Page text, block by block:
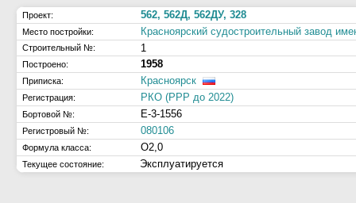
Проект: 562, 562Д, 562ДУ, 328
Место постройки: Красноярский судостроительный завод
Строительный №: 1
Построено: 1958
Приписка: Красноярск
Регистрация: РКО (РРР до 2022)
Бортовой №: Е-3-1556
Регистровый №: 080106
Формула класса: О2,0
Текущее состояние: Эксплуатируется